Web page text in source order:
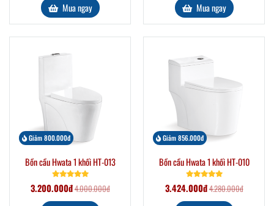
Mua ngay Mua ngay
Giảm 800.000đ
Bồn cầu Hwata 1 khối HT-013
3.200.000đ4.000.000đ
Giảm 856.000đ
Bồn cầu Hwata 1 khối HT-010
3.424.000đ4.280.000đ